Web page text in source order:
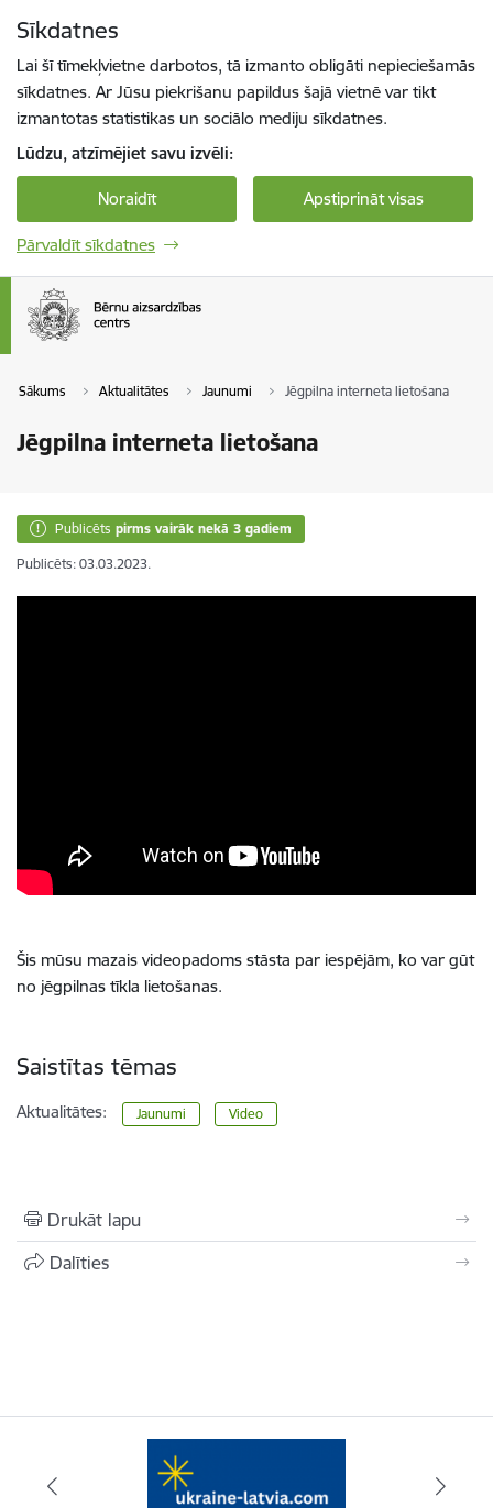
Sīkdatnes
Lai šī tīmekļvietne darbotos, tā izmanto obligāti nepieciešamās
sīkdatnes. Ar Jūsu piekrišanu papildus šajā vietnē var tikt
izmantotas statistikas un sociālo mediju sīkdatnes.
Lūdzu, atzīmējiet savu izvēli:
Noraidīt Apstiprināt visas
Pārvaldīt sīkdatnes
Sākums Aktualitātes Jaunumi Jēgpilna interneta lietošana
Jēgpilna interneta lietošana
Publicēts pirms vairāk nekā 3 gadiem
Publicēts: 03.03.2023.
Šis mūsu mazais videopadoms stāsta par iespējām, ko var gūt
no jēgpilnas tīkla lietošanas.
Saistītas tēmas
Aktualitātes: Jaunumi Video
Drukāt lapu
Dalīties